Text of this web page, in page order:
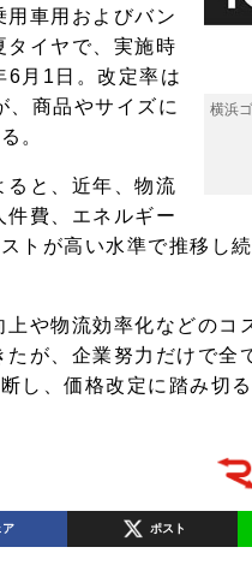
レポート
豆知識 ストップ！
・塗装
グ
イリング
イト磨き
ズ直し
カーメーカ
ラム
レポート
旧車」関連プロジ
横浜
用車用およびバン
タイヤで、実施時
6月1日。改定率は
、商品やサイズに
。
ると、近年、物流
件費、エネルギー
トが高い水準で推移し
上や物流効率化などのコ
たが、企業努力だけで全
し、価格改定に踏み切る
ア ポスト